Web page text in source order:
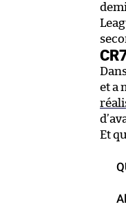
et a
Et